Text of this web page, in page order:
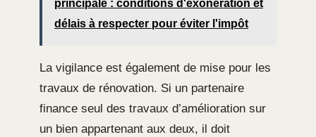
principale : conditions d'exonération et
délais à respecter pour éviter l'impôt
La vigilance est également de mise pour les
travaux de rénovation. Si un partenaire
finance seul des travaux d’amélioration sur
un bien appartenant aux deux, il doit